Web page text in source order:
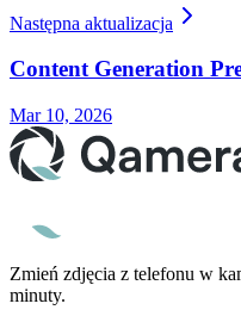
Następna aktualizacja
Content Generation
Mar 10, 2026
Zmień zdjęcia z telefonu w
minuty.